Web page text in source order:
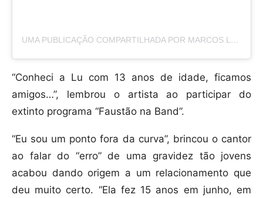
UMA PUBLICAÇÃO COMPARTILHADA POR MARCOS LÉO (@MARCOS)
“Conheci a Lu com 13 anos de idade, ficamos
amigos…”, lembrou o artista ao participar do
extinto programa “Faustão na Band”.
“Eu sou um ponto fora da curva”, brincou o cantor
ao falar do “erro” de uma gravidez tão jovens
acabou dando origem a um relacionamento que
deu muito certo. “Ela fez 15 anos em junho, em